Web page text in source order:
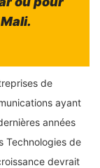
de
ayant
années
Technologies de
devrait